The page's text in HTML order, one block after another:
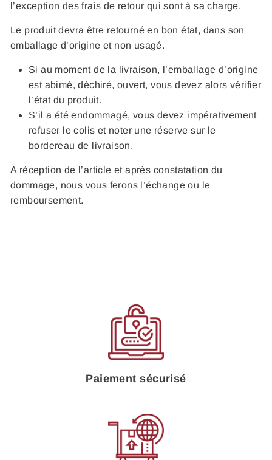
l’exception des frais de retour qui sont à sa charge.
Le produit devra être retourné en bon état, dans son
emballage d’origine et non usagé.
Si au moment de la livraison, l’emballage d’origine
est abimé, déchiré, ouvert, vous devez alors vérifier
l’état du produit.
S’il a été endommagé, vous devez impérativement
refuser le colis et noter une réserve sur le
bordereau de livraison.
A réception de l’article et après constatation du
dommage, nous vous ferons l’échange ou le
remboursement.
Paiement sécurisé